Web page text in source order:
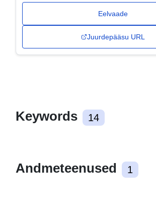
Eelvaade
Juurdepääsu URL
Keywords 14
Andmeteenused 1